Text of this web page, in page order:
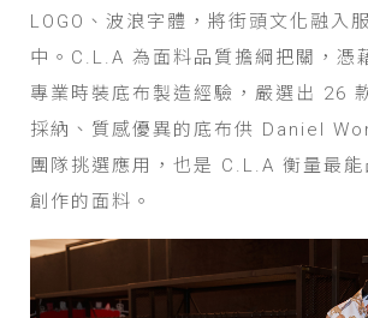
LOGO、波浪字體，將街頭文化融入
中。C.L.A 為面料品質擔綱把關，憑
專業時裝底布製造經驗，嚴選出 26
採納、質感優異的底布供 Daniel
團隊挑選應用，也是 C.L.A 衡量最
創作的面料。